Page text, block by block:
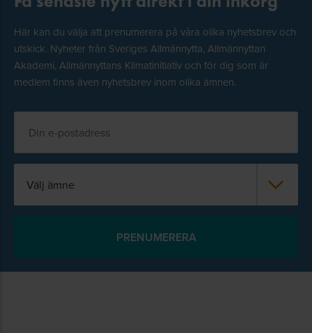
Här kan du välja att prenumerera på våra olika nyhetsbrev och
utskick. Nyheter från Sveriges Allmännytta, Allmännyttan
Akademi, Allmännyttans Klimatinitiativ och för dig som är
medlem finns även nyhetsbrev inom olika ämnen.
Välj ämne